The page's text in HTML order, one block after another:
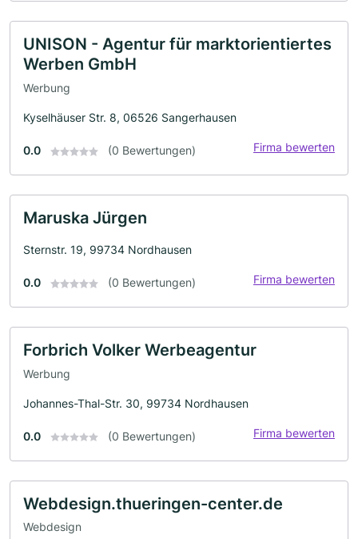
UNISON - Agentur für marktorientiertes
Werben GmbH
Werbung
Kyselhäuser Str. 8, 06526 Sangerhausen
0.0 (0 Bewertungen) Firma bewerten
Maruska Jürgen
Sternstr. 19, 99734 Nordhausen
0.0 (0 Bewertungen) Firma bewerten
Forbrich Volker Werbeagentur
Werbung
Johannes-Thal-Str. 30, 99734 Nordhausen
0.0 (0 Bewertungen) Firma bewerten
Webdesign.thueringen-center.de
Webdesign